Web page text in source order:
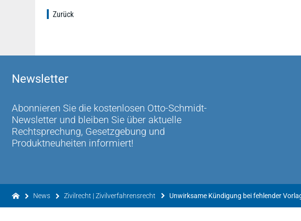
Zurück
Newsletter
Abonnieren Sie die kostenlosen Otto-Schmidt-
Newsletter und bleiben Sie über aktuelle
Rechtsprechung, Gesetzgebung und
Produktneuheiten informiert!
News Zivilrecht | Zivilverfahrensrecht